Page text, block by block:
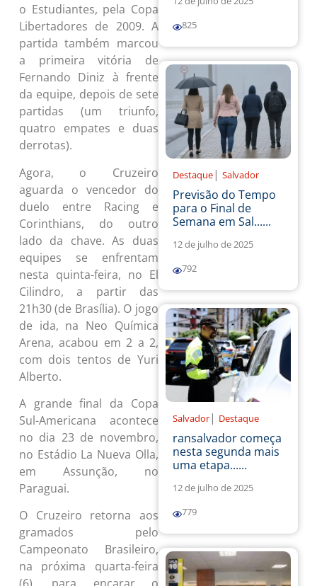
o Estudiantes, pela Copa
Libertadores de 2009. A
partida também marcou
a primeira vitória de
Fernando Diniz à frente
da equipe, depois de sete
partidas (um triunfo,
quatro empates e duas
derrotas).
Agora, o Cruzeiro
aguarda o vencedor do
duelo entre Racing e
Corinthians, do outro
lado da chave. As duas
equipes se enfrentam
nesta quinta-feira, no El
Cilindro, a partir das
21h30 (de Brasília). O jogo
de ida, na Neo Química
Arena, acabou em 2 a 2,
com dois tentos de Yuri
Alberto.
A grande final da Copa
Sul-Americana acontece
no dia 23 de novembro,
no Estádio La Nueva Olla,
em Assunção, no
Paraguai.
O Cruzeiro retorna aos
gramados pelo
Campeonato Brasileiro,
na próxima quarta-feira
825
Destaque | Salvador
Previsão do Tempo
para o Final de
Semana em Sal......
12 de julho de 2025
792
Salvador | Destaque
ransalvador começa
nesta segunda mais
uma etapa......
12 de julho de 2025
779